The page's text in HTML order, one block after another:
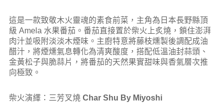
這是一款致敬木火靈魂的素食前菜，主角為日本長野縣頂
級 Amela 水果番茄。番茄直接置於柴火上炙燒，鎖住澎湃
肉汁並吸附淡淡木煙味。主廚特意將藤枝燻製後調配成油
醋汁，將煙燻氣息轉化為清爽酸度，搭配低溫油封蒜頭、
金黃松子與脆蒜片，將番茄的天然果實甜味與香氣層次推
向極致。
柴火演繹：三芳叉燒 Char Shu By Miyoshi